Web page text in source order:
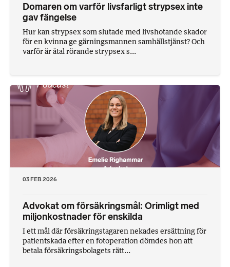
Domaren om varför livsfarligt strypsex inte
gav fängelse
Hur kan strypsex som slutade med livshotande skador
för en kvinna ge gärningsmannen samhällstjänst? Och
varför är åtal rörande strypsex s...
03 FEB 2026
Advokat om försäkringsmål: Orimligt med
miljonkostnader för enskilda
I ett mål där försäkringstagaren nekades ersättning för
patientskada efter en fotoperation dömdes hon att
betala försäkringsbolagets rätt...